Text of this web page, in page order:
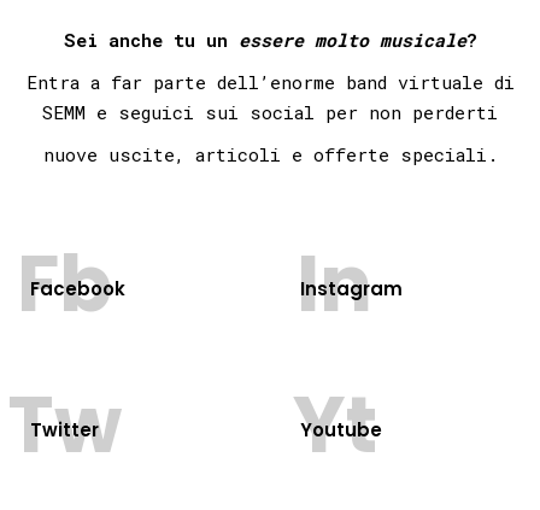
Sei anche tu un essere molto musicale?
Entra a far parte dell’enorme band virtuale di
SEMM e seguici sui social per non perderti
nuove uscite, articoli e offerte speciali.
Fb
Facebook In
Instagram
Tw
Twitter Yt
Youtube